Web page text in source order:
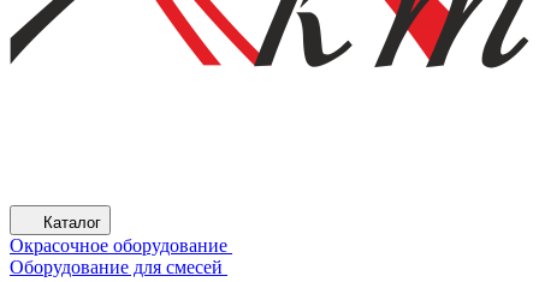
Каталог
Окрасочное оборудование
Оборудование для смесей